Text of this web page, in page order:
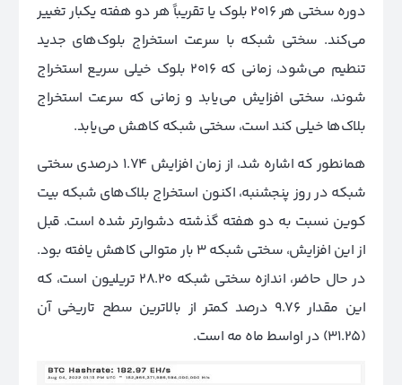
دوره سختی هر ۲۰۱۶ بلوک یا تقریباً هر دو هفته یکبار تغییر
می‌کند. سختی شبکه با سرعت استخراج بلوک‌های جدید
تنطیم می‌شود، زمانی که ۲۰۱۶ بلوک خیلی سریع استخراج
شوند، سختی افزایش می‌یابد و زمانی که سرعت استخراج
بلاک‌ها خیلی کند است، سختی شبکه کاهش می‌یابد.
همانطور که اشاره شد، از زمان افزایش ۱.۷۴ درصدی سختی
شبکه در روز پنجشنبه، اکنون استخراج بلاک‌های شبکه بیت
کوین نسبت به دو هفته گذشته دشوارتر شده است. قبل
از این افزایش، سختی شبکه ۳ بار متوالی کاهش یافته بود.
در حال حاضر، اندازه سختی شبکه ۲۸.۲۰ تریلیون است، که
این مقدار ۹.۷۶ درصد کمتر از بالاترین سطح تاریخی آن
(۳۱.۲۵) در اواسط ماه مه است.